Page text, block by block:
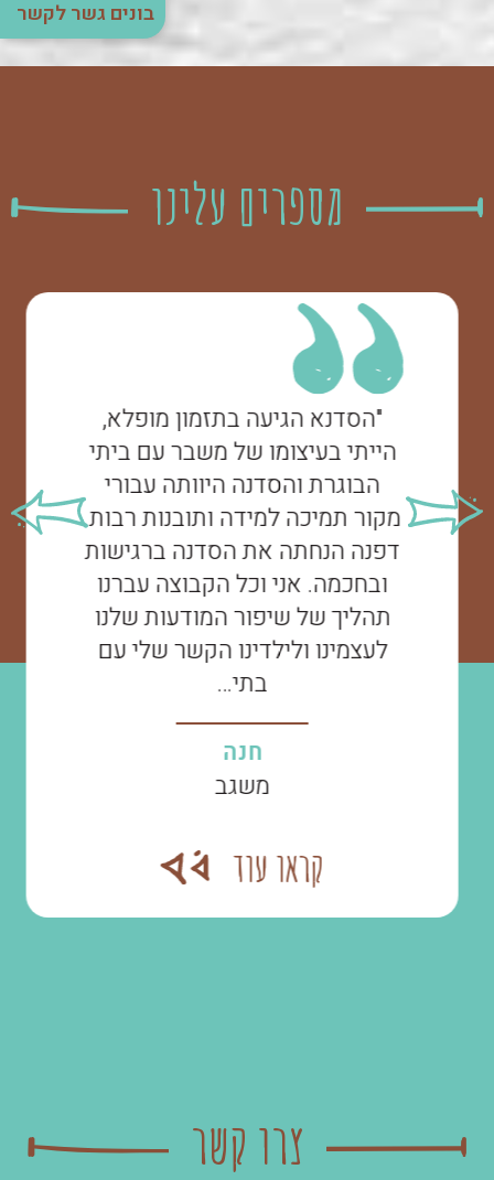
בונים גשר לקשר
מספרים עלינו
"הסדנא הגיעה בתזמון מופלא,
הייתי בעיצומו של משבר עם ביתי
הבוגרת והסדנה היוותה עבורי
מקור תמיכה למידה ותובנות רבות.
דפנה הנחתה את הסדנה ברגישות
ובחכמה. אני וכל הקבוצה עברנו
תהליך של שיפור המודעות שלנו
לעצמינו ולילדינו הקשר שלי עם
בתי…
חנה
משגב
קראו עוד
צרו קשר